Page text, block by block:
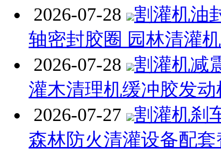
2026-07-28
割灌机油
轴密封胶圈 园林清灌
2026-07-28
割灌机减
灌木清理机缓冲胶发
2026-07-27
割灌机刹
森林防火清灌设备配